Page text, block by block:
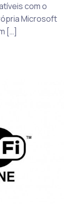
com o
Microsoft
[…]